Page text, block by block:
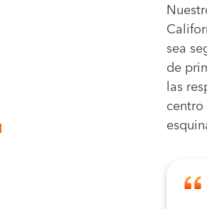
sea
de
las
centro